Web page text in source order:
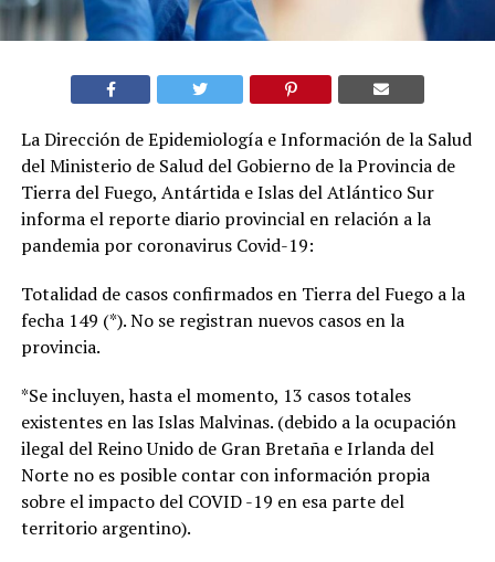
La Dirección de Epidemiología e Información de la Salud
del Ministerio de Salud del Gobierno de la Provincia de
Tierra del Fuego, Antártida e Islas del Atlántico Sur
informa el reporte diario provincial en relación a la
pandemia por coronavirus Covid-19:
Totalidad de casos confirmados en Tierra del Fuego a la
fecha 149 (*). No se registran nuevos casos en la
provincia.
*Se incluyen, hasta el momento, 13 casos totales
existentes en las Islas Malvinas. (debido a la ocupación
ilegal del Reino Unido de Gran Bretaña e Irlanda del
Norte no es posible contar con información propia
sobre el impacto del COVID -19 en esa parte del
territorio argentino).